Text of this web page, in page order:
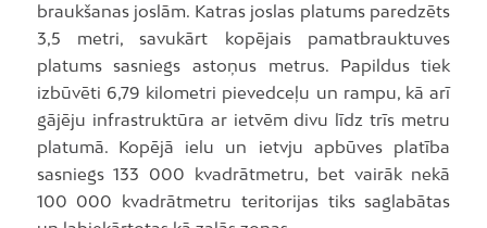
braukšanas joslām. Katras joslas platums paredzēts
3,5 metri, savukārt kopējais pamatbrauktuves
platums sasniegs astoņus metrus. Papildus tiek
izbūvēti 6,79 kilometri pievedceļu un rampu, kā arī
gājēju infrastruktūra ar ietvēm divu līdz trīs metru
platumā. Kopējā ielu un ietvju apbūves platība
sasniegs 133 000 kvadrātmetru, bet vairāk nekā
100 000 kvadrātmetru teritorijas tiks saglabātas